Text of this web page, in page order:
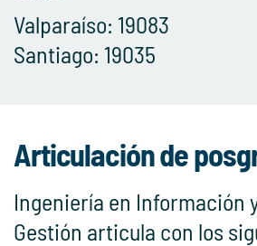
Valparaíso: 19083
Santiago: 19035
Articulación de
Ingeniería en Información
Gestión articula con los